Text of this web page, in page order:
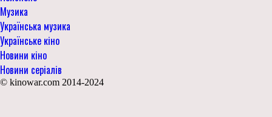
Музика
Українська музика
Українське кіно
Новини кіно
Новини серіалів
© kinowar.com 2014-2024